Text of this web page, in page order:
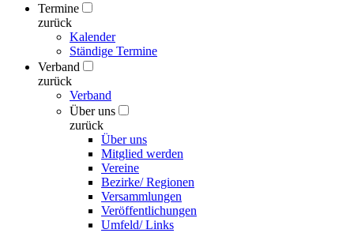
Termine
zurück
Kalender
Ständige Termine
Verband
zurück
Verband
Über uns
zurück
Über uns
Mitglied werden
Vereine
Bezirke/ Regionen
Versammlungen
Veröffentlichungen
Umfeld/ Links